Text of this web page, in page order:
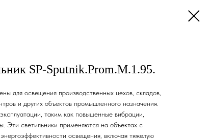
SP-Sputnik.Prom.M.1.95.
для освещения производственных цехов, складов,
и других объектов промышленного назначения.
таким как повышенные вибрации,
Эти светильники применяются на объектах с
освещения, включая тяжелую